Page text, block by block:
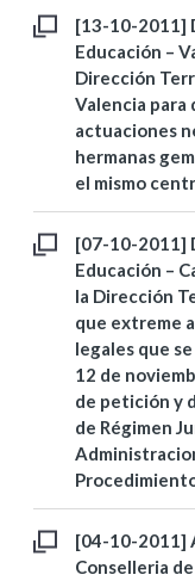
[13-10-2011]
Educación –
Dirección
Valencia para
actuaciones
hermanas
el mismo
[07-10-2011]
Educación –
la Dirección
que extreme
legales que
12 de
de petición y
de Régimen
[04-10-2011]
Conselleria